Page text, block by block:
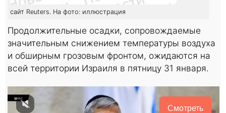
сайт Reuters. На фото: иллюстрация
Продолжительные осадки, сопровождаемые
значительным снижением температуры воздуха
и обширным грозовым фронтом, ожидаются на
всей территории Израиля в пятницу 31 января.
Смотреть